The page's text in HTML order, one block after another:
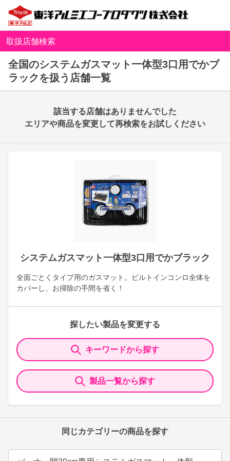
取扱店舗検索
全国のシステムガスマット一体型3口用でかブ
ラックを扱う店舗一覧
システムガスマット一体型3口用でかブラック
全面ごとくタイプ用のガスマット。ビルトインコンロ全体を
カバーし、お掃除の手間を省く！
探したい製品を変更する
キーワードから探す
製品一覧から探す
同じカテゴリーの商品を探す
該当する店舗はありませんでした
エリアや商品を変更して再検索をお試しください